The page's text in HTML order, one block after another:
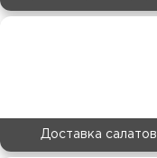
Доставка салатов